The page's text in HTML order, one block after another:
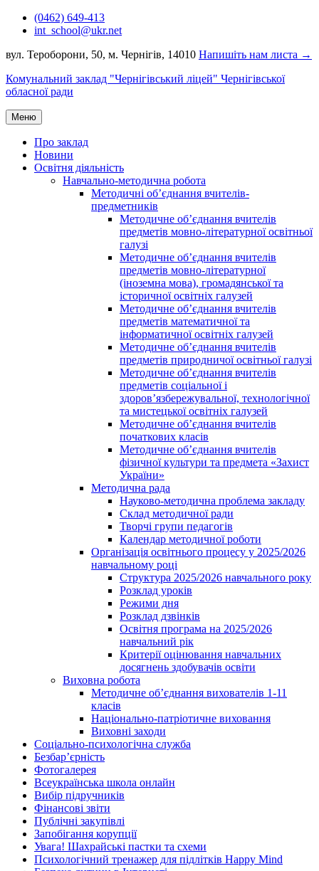
Перейти(0462) 649-413
int_school@ukr.net
вул. Тероборони, 50, м. Чернігів, 14010 Напишіть нам листа →
Комунальний заклад "Чернігівський ліцей" Чернігівської
обласної ради
Меню
Про заклад
Новини
Освітня діяльність
Навчально-методична робота
Методичні об’єднання вчителів-
предметників
Методичне об’єднання вчителів
предметів мовно-літературної освітньої
галузі
Методичне об’єднання вчителів
предметів мовно-літературної
(іноземна мова), громадянської та
історичної освітніх галузей
Методичне об’єднання вчителів
предметів математичної та
інформатичної освітніх галузей
Методичне об’єднання вчителів
предметів природничої освітньої галузі
Методичне об’єднання вчителів
предметів соціальної і
здоров’язбережувальної, технологічної
та мистецької освітніх галузей
Методичне об’єднання вчителів
початкових класів
Методичне об’єднання вчителів
фізичної культури та предмета «Захист
України»
Методична рада
Науково-методична проблема закладу
Склад методичної ради
Творчі групи педагогів
Календар методичної роботи
Організація освітнього процесу у 2025/2026
навчальному році
Структура 2025/2026 навчального року
Розклад уроків
Режими дня
Розклад дзвінків
Освітня програма на 2025/2026
навчальний рік
Критерії оцінювання навчальних
досягнень здобувачів освіти
Виховна робота
Методичне об’єднання вихователів 1-11
класів
Національно-патріотичне виховання
Виховні заходи
Соціально-психологічна служба
Безбар’єрність
Фотогалерея
Всеукраїнська школа онлайн
Вибір підручників
Фінансові звіти
Публічні закупівлі
Запобігання корупції
Увага! Шахрайські пастки та схеми
Психологічний тренажер для підлітків Happy Mind